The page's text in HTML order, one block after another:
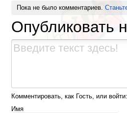
Пока не было комментариев.
Опубликовать
Комментировать, как Гость, или войти:
Имя